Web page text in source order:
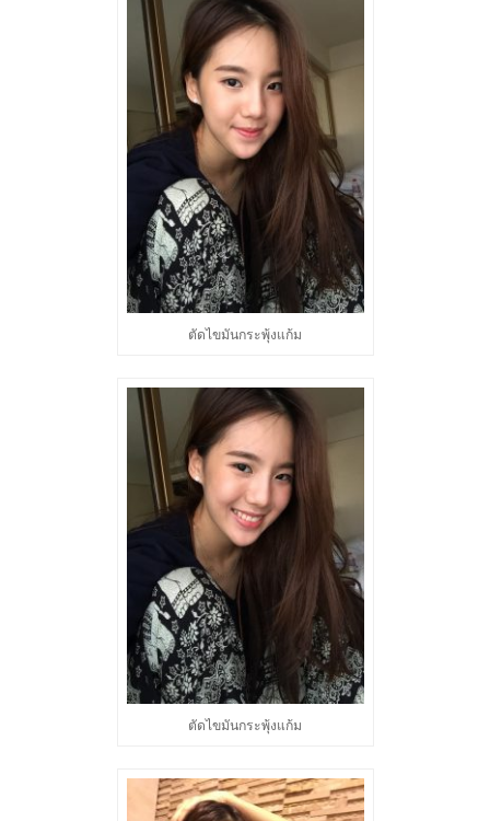
ตัดไขมันกระพุ้งแก้ม
ตัดไขมันกระพุ้งแก้ม